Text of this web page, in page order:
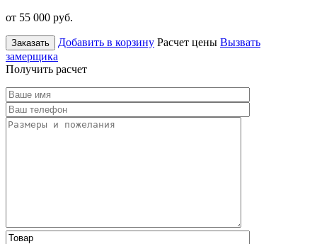
от 55 000 руб.
Заказать Добавить в корзину Расчет цены Вызвать
замерщика
Получить расчет